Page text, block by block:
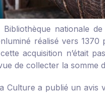
nationale
réalisé vers
acquisition n’était
de collecter la somme
Culture a publié un avis